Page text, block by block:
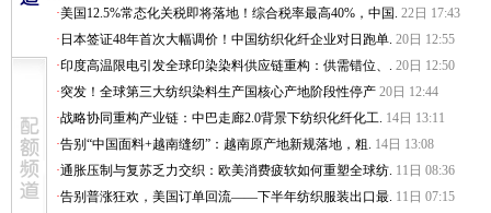
·美国12.5%常态化关税即将落地！综合税率最高40%，中国. 22日 17:43
· 日本签证48年首次大幅调价！中国纺织化纤企业对日跑单. 20日 12:55
·印度高温限电引发全球印染染料供应链重构：供需错位、. 20日 12:50
·突发！全球第三大纺织染料生产国核心产地阶段性停产 20日 12:44
·战略协同重构产业链：中巴走廊2.0背景下纺织化纤化工. 14日 13:11
·告别“中国面料+越南缝纫”：越南原产地新规落地，粗. 14日 13:08
·通胀压制与复苏乏力交织：欧美消费疲软如何重塑全球纺. 11日 08:36
·告别普涨狂欢，美国订单回流——下半年纺织服装出口最. 11日 07:15